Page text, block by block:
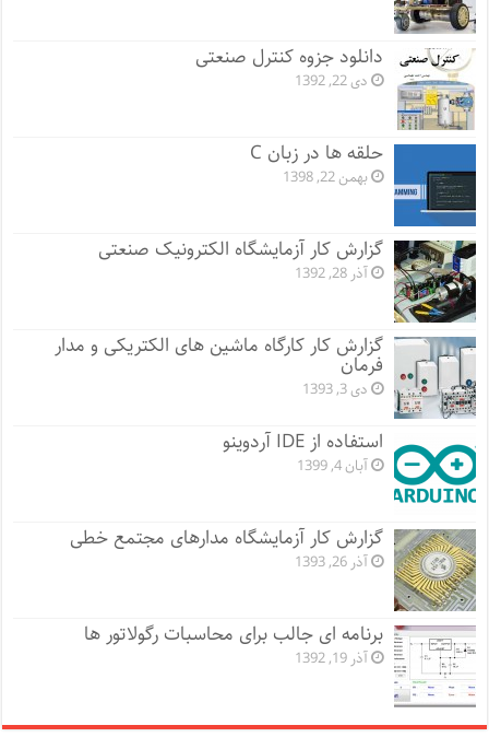
دانلود جزوه کنترل صنعتی
دی 22, 1392
حلقه ها در زبان C
بهمن 22, 1398
گزارش کار آزمایشگاه الکترونیک صنعتی
آذر 28, 1392
گزارش کار کارگاه ماشین های الکتریکی و مدار
فرمان
دی 3, 1393
استفاده از IDE آردوینو
آبان 4, 1399
گزارش کار آزمایشگاه مدارهای مجتمع خطی
آذر 26, 1393
برنامه ای جالب برای محاسبات رگولاتور ها
آذر 19, 1392